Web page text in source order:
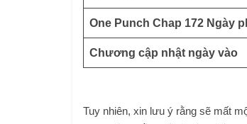
One Punch Chap 172 Ngày
Chương cập nhật ngày vào
Tuy nhiên, xin lưu ý rằng sẽ mất